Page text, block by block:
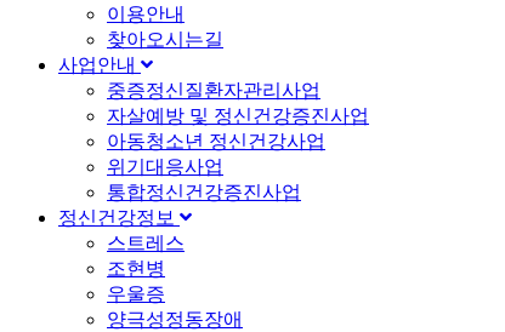
이용안내
찾아오시는길
사업안내
중증정신질환자관리사업
자살예방 및 정신건강증진사업
아동청소년 정신건강사업
위기대응사업
통합정신건강증진사업
정신건강정보
스트레스
조현병
우울증
양극성정동장애